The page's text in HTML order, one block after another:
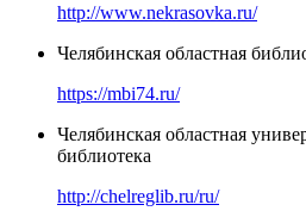
http://www.nekrasovka.ru/
Челябинская областная
https://mbi74.ru/
Челябинская областная
библиотека
http://chelreglib.ru/ru/